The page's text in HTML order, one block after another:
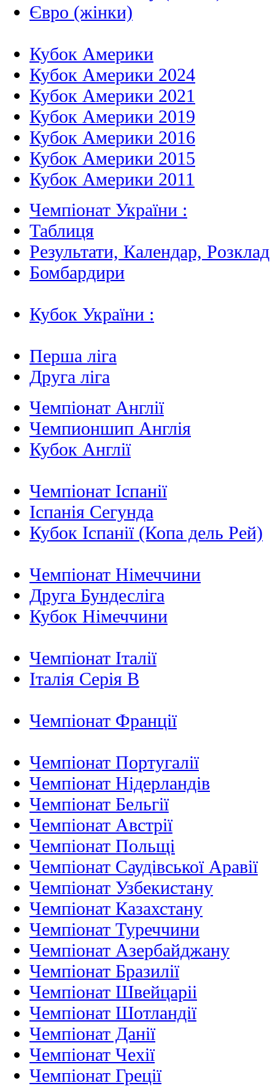
Євро (жінки)
Кубок Америки
Кубок Америки 2024
Кубок Америки 2021
Кубок Америки 2019
Кубок Америки 2016
Кубок Америки 2015
Кубок Америки 2011
Чемпіонат України :
Таблиця
Результати, Календар, Poзклад
Бомбардири
Кубок України :
Перша ліга
Друга ліга
Чемпіонат Англії
Чемпионшип Англія
Кубок Англії
Чемпіонат Іспанії
Іспанія Сегунда
Кубок Іспанії (Копа дель Рей)
Чемпіонат Німеччини
Друга Бундесліга
Кубок Німеччини
Чемпіонат Італії
Італія Серія B
Чемпіонат Франції
Чемпіонат Португалії
Чемпіонат Нідерландiв
Чемпіонат Бельгії
Чемпіонат Австрії
Чемпіонат Польщі
Чемпіонат Саудівської Аравії
Чемпіонат Узбекистану
Чемпіонат Казахстану
Чемпіонат Туреччини
Чемпіонат Азербайджану
Чемпіонат Бразилії
Чемпіонат Швейцаріі
Чемпіонат Шотландії
Чемпіонат Данії
Чемпіонат Чехії
Чемпіонат Греції